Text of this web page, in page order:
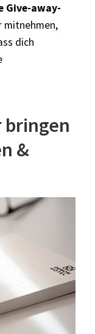
Give-away-
mitnehmen,
dich
bringen
&